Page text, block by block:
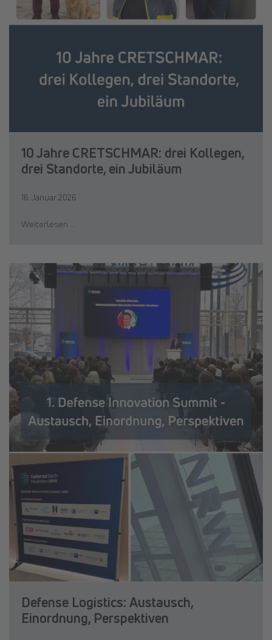
10 Jahre CRETSCHMAR: drei Kollegen,
drei Standorte, ein Jubiläum
16. Januar 2026
Weiterlesen …
Defense Logistics: Austausch,
Einordnung, Perspektiven